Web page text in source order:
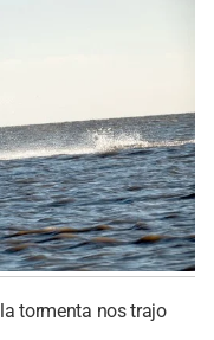
tormenta nos trajo